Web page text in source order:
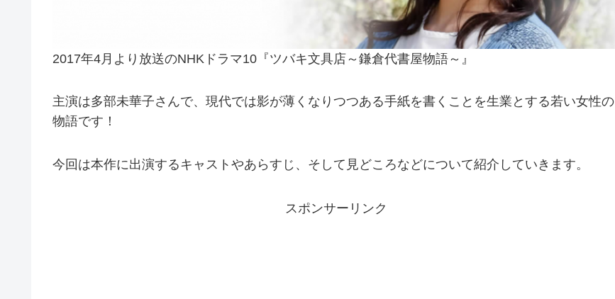
2017年4月より放送のNHKドラマ10『ツバキ文具店～鎌倉代書屋物語～』
主演は多部未華子さんで、現代では影が薄くなりつつある手紙を書くことを生業とする若い女性の
物語です！
今回は本作に出演するキャストやあらすじ、そして見どころなどについて紹介していきます。
スポンサーリンク